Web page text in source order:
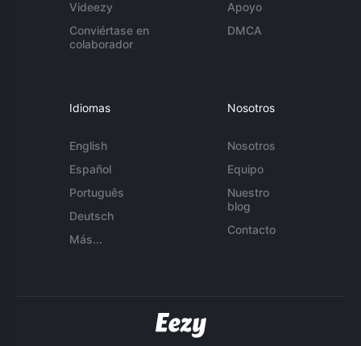
Videezy
Conviértase en
colaborador
Apoyo
DMCA
Idiomas
English
Español
Português
Deutsch
Más...
Nosotros
Nosotros
Equipo
Nuestro
blog
Contacto